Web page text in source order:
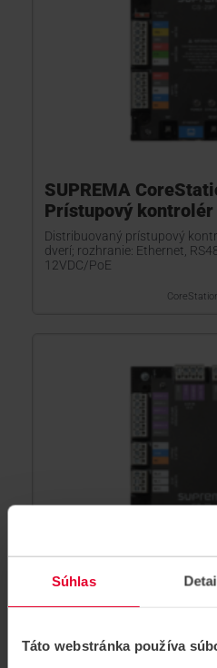
Súhlas
Táto webstránka používa
SUPREMA
Prístupový kontrolér
Distribuovaný prístupový
dverí; rozhranie: Ethernet,
12VDC/PoE